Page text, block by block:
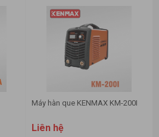
Máy hàn que KENMAX KM-200I
Liên hệ